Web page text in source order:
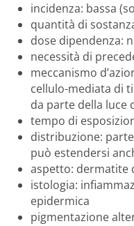
incidenza: bassa
quantità di
dose dipendenza:
necessità di
meccanismo
cellulo-mediata di
da parte della luce
tempo di
distribuzione:
può estendersi
aspetto: dermatite
istologia:
epidermica
pigmentazione